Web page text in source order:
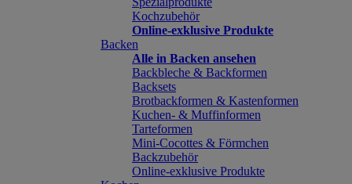
Kochzubehör
Online-exklusive Produkte
Backen
Alle in Backen ansehen
Backbleche & Backformen
Backsets
Brotbackformen & Kastenformen
Kuchen- & Muffinformen
Tarteformen
Mini-Cocottes & Förmchen
Backzubehör
Online-exklusive Produkte